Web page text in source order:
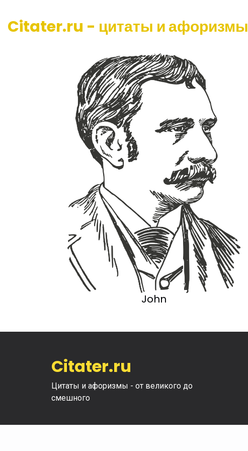
Citater.ru - цитаты и афоризмы
John
Citater.ru
Цитаты и афоризмы - от великого до
смешного